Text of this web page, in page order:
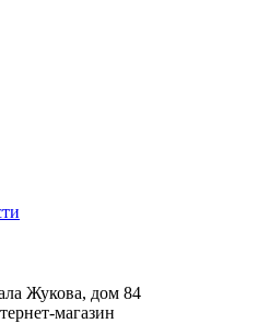
Жукова, дом 84
магазин